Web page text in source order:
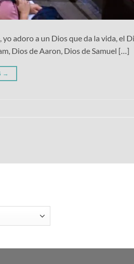
adoro a un Dios que da la vida, el
Dios de Aaron, Dios de Samuel […]
→